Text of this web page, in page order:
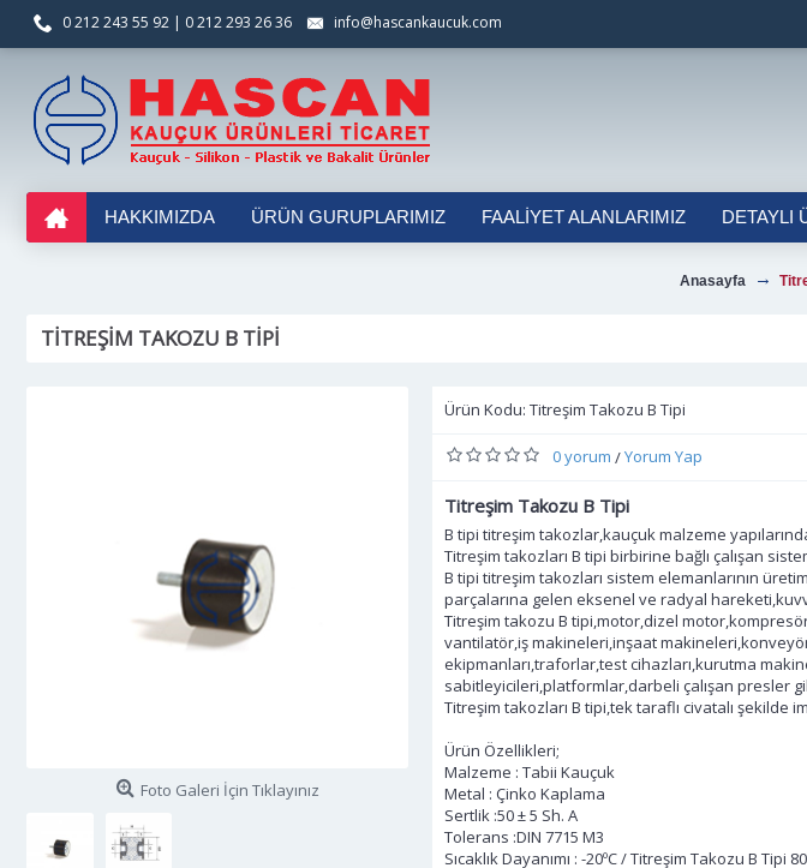
0 212 243 55 92 | 0 212 293 26 36 info@hascankaucuk.com
HAKKIMIZDA ÜRÜN GURUPLARIMIZ FAALIYET ALANLARIMIZ DETAYLI
Anasayfa
TITREŞIM TAKOZU B TIPI
Foto Galeri İçin Tıklayınız
Ürün Kodu: Titreşim Takozu B Tipi
0 yorum /Yorum Yap
Titreşim Takozu B Tipi
B tipi titreşim takozlar,kauçuk malzeme
Titreşim takozları B tipi birbirine bağlı çalışan
B tipi titreşim takozları sistem elemanlarının
parçalarına gelen eksenel ve radyal
Titreşim takozu B tipi,motor,dizel
vantilatör,iş makineleri,inşaat
ekipmanları,traforlar,test cihazları,kurutma
sabitleyicileri,platformlar,darbeli çalışan presler
Titreşim takozları B tipi,tek taraflı civatalı
Ürün Özellikleri;
Malzeme : Tabii Kauçuk
Metal : Çinko Kaplama
Sertlik :50 ± 5 Sh. A
Tolerans :DIN 7715 M3
Sıcaklık Dayanımı : -20ºC / Titreşim Takozu B Tipi